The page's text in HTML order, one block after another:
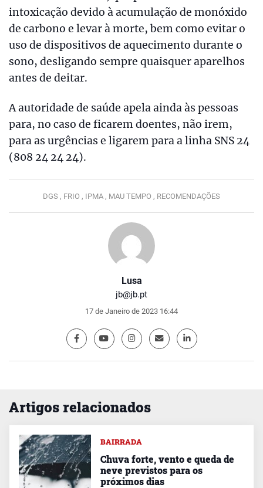
Lusa
jb@jb.pt
17 de Janeiro de 2023 16:44
intoxicação devido à acumulação de monóxido
de carbono e levar à morte, bem como evitar o
uso de dispositivos de aquecimento durante o
sono, desligando sempre quaisquer aparelhos
antes de deitar.
A autoridade de saúde apela ainda às pessoas
para, no caso de ficarem doentes, não irem,
para as urgências e ligarem para a linha SNS 24
(808 24 24 24).
DGS , FRIO , IPMA , MAU TEMPO , RECOMENDAÇÕES
Artigos relacionados
BAIRRADA
Chuva forte, vento e queda de
neve previstos para os
próximos dias